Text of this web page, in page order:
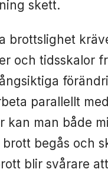
skett.
brottslighet
och tidsskalor
parallellt
kan man både
begås och
blir svårare att